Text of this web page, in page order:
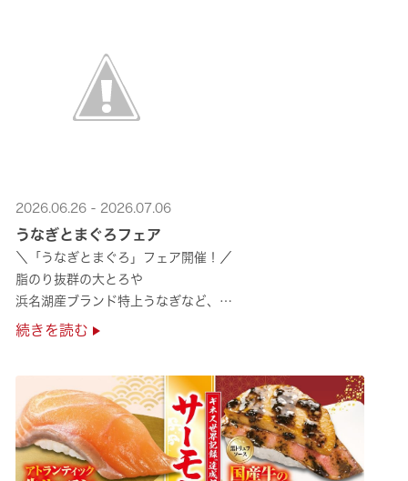
2026.06.26 - 2026.07.06
うなぎとまぐろフェア
＼「うなぎとまぐろ」フェア開催！／
脂のり抜群の大とろや
浜名湖産ブランド特上うなぎなど、
夏のスタミナ補給にぴったりのメニューが勢揃い✨
続きを読む